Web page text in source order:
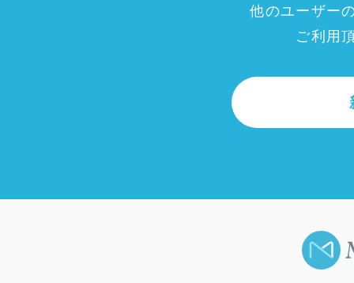
他のユーザー
ご利用